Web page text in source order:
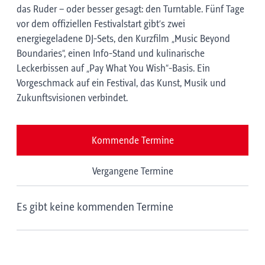
das Ruder – oder besser gesagt: den Turntable. Fünf Tage
vor dem offiziellen Festivalstart gibt’s zwei
energiegeladene DJ-Sets, den Kurzfilm „Music Beyond
Boundaries“, einen Info-Stand und kulinarische
Leckerbissen auf „Pay What You Wish“-Basis. Ein
Vorgeschmack auf ein Festival, das Kunst, Musik und
Zukunftsvisionen verbindet.
Kommende Termine
Vergangene Termine
Es gibt keine kommenden Termine